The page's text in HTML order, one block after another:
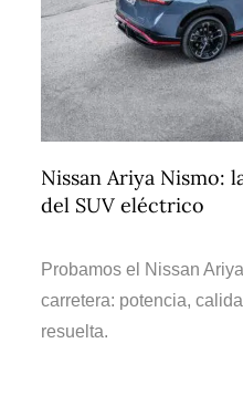
Nissan Ariya Nismo:
del SUV eléctrico
Probamos el Nissan
carretera: potencia,
resuelta.